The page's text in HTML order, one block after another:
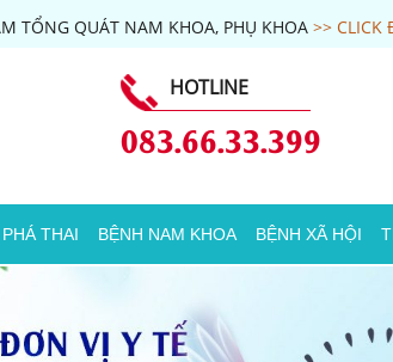
TỔNG QUÁT NAM KHOA, PHỤ KHOA >> CLICK
HOTLINE
083.66.33.399
THAI BỆNH NAM KHOA BỆNH XÃ HỘI